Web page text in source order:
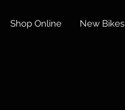
Shop Online New Bikes